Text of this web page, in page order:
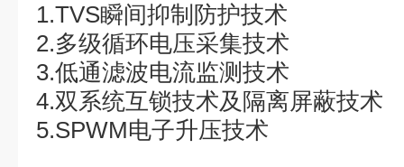
1.TVS瞬间抑制防护技术
2.多级循环电压采集技术
3.低通滤波电流监测技术
4.双系统互锁技术及隔离屏蔽技术
5.SPWM电子升压技术